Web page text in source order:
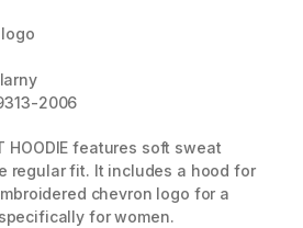
2006
HOODIE features soft sweat
regular fit. It includes a hood for
chevron logo for a
for women.